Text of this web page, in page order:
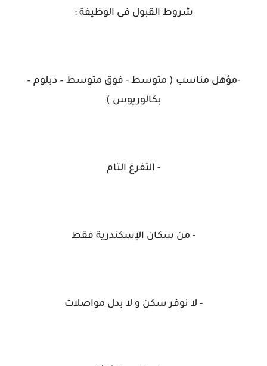
شروط القبول فى الوظيفة :
-مؤهل مناسب ( متوسط - فوق متوسط – دبلوم –
بكالوريوس )
- التفرغ التام
- من سكان الإسكندرية فقط
- لا نوفر سكن و لا بدل مواصلات